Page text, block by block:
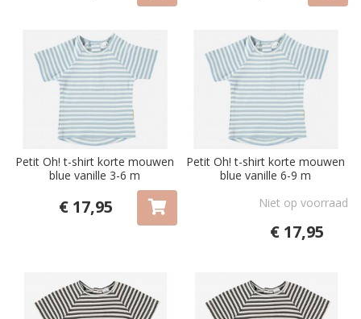
Petit Oh! t-shirt korte mouwen
blue vanille 3-6 m
€ 17,95
Petit Oh! t-shirt korte mouwen
blue vanille 6-9 m
Niet op voorraad
€ 17,95